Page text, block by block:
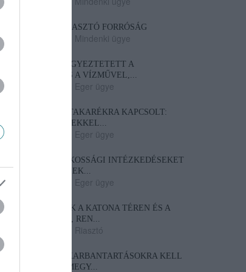
KÉT NAP TIKKASZTÓ FORRÓSÁG
augusztus 05 Mindenki ügye
BÓDIS PÉTER EGYEZTETETT A
ÉS A VÍZMŰVEL,...
augusztus 04 Eger ügye
AGRIA PARK IS TAKARÉKRA KAPCSOLT:
FÉNYEKKEL...
augusztus 04 Eger ügye
VÍZTAKARÉKOSSÁGI INTÉZKEDÉSEKET
BE EGER – LEK...
augusztus 04 Eger ügye
KIRAKATOK A KATONA TÉREN ÉS A
UTCÁN, REN...
Riasztó
VASÚTI KARBANTARTÁSOKRA KELL
HEVES MEGY...